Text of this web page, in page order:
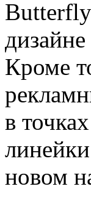
Кроме
в
линейки
новом